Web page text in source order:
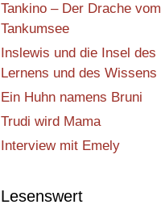
Tankino – Der Drache vom
Tankumsee
Inslewis und die Insel des
Lernens und des Wissens
Ein Huhn namens Bruni
Trudi wird Mama
Interview mit Emely
Lesenswert